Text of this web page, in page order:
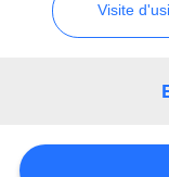
PLAN
PRIVACY
Visite